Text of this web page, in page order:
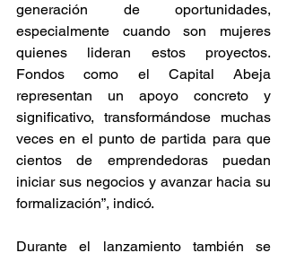
generación de oportunidades,
especialmente cuando son mujeres
quienes lideran estos proyectos.
Fondos como el Capital Abeja
representan un apoyo concreto y
significativo, transformándose muchas
veces en el punto de partida para que
cientos de emprendedoras puedan
iniciar sus negocios y avanzar hacia su
formalización”, indicó.
Durante el lanzamiento también se